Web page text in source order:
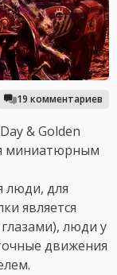
19 комментариев
& Golden
миниатюрным
люди, для
является
люди у
движения